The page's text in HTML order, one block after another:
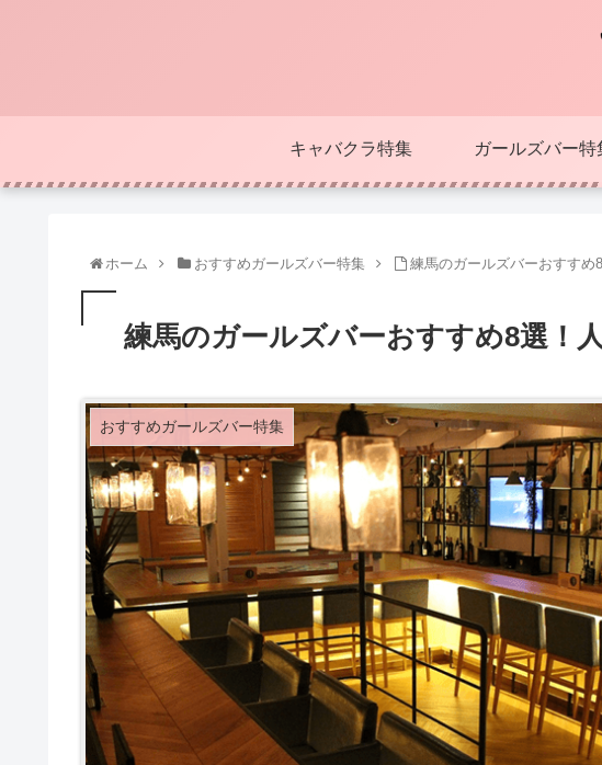
キャバクラ特集 ガールズバー特
ホーム おすすめガールズバー特集 練馬のガールズバーおすすめ
練馬のガールズバーおすすめ8選！
おすすめガールズバー特集